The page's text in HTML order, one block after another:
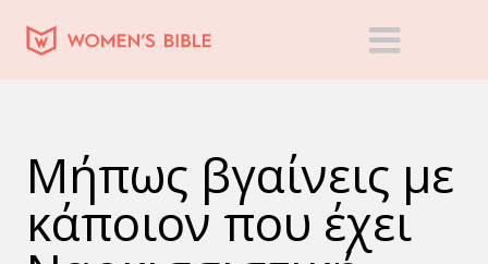
Μήπως βγαίνεις με
κάποιον που έχει